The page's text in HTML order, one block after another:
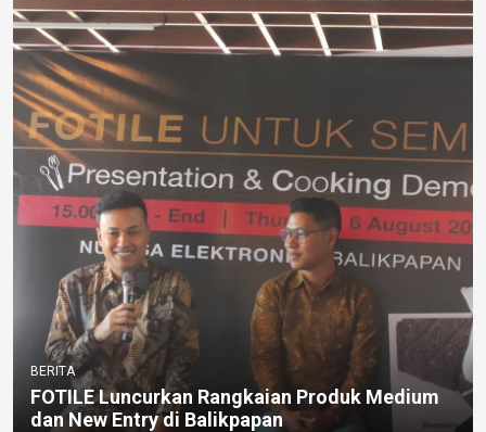
BERITA
FOTILE Luncurkan Rangkaian Produk Medium
dan New Entry di Balikpapan